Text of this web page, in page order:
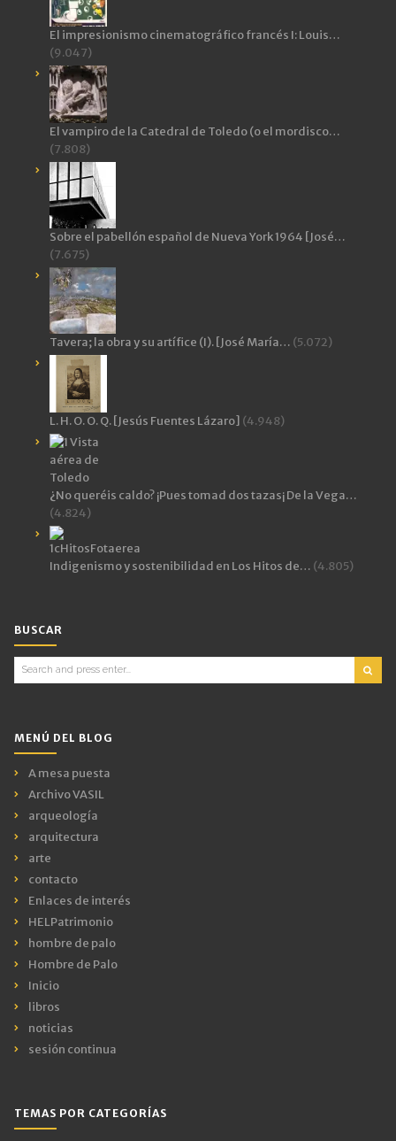
El impresionismo cinematográfico francés I: Louis…
(9.047)
El vampiro de la Catedral de Toledo (o el mordisco…
(7.808)
Sobre el pabellón español de Nueva York 1964 [José…
(7.675)
Tavera; la obra y su artífice (I). [José María… (5.072)
L. H. O. O. Q. [Jesús Fuentes Lázaro] (4.948)
¿No queréis caldo? ¡Pues tomad dos tazas¡ De la Vega…
(4.824)
Indigenismo y sostenibilidad en Los Hitos de… (4.805)
BUSCAR
Search
for:
MENÚ DEL BLOG
A mesa puesta
Archivo VASIL
arqueología
arquitectura
arte
contacto
Enlaces de interés
HELPatrimonio
hombre de palo
Hombre de Palo
Inicio
libros
noticias
sesión continua
TEMAS POR CATEGORÍAS